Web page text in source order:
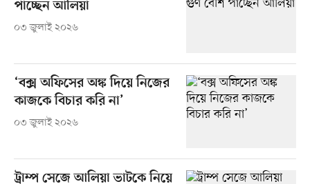
পাচ্ছেন আলিয়া
০৩ জুলাই ২০২৬
‘বক্স অফিসের অঙ্ক দিয়ে নিজের
কাজকে বিচার করি না’
০৩ জুলাই ২০২৬
ট্রাম্প সেজে আলিয়া ভাটকে নিয়ে